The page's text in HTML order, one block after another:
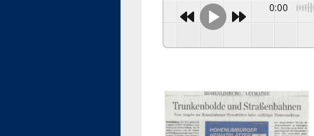
0:00